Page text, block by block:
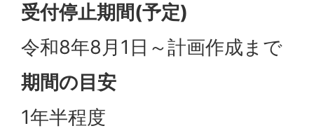
受付停止期間(予定)
令和8年8月1日～計画作成まで
期間の目安
1年半程度